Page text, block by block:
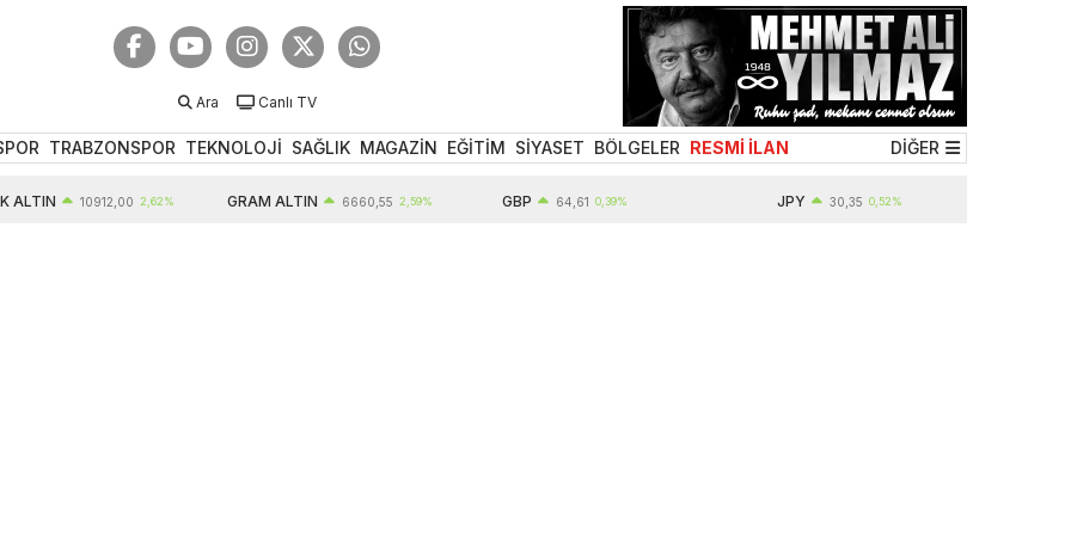
Ara Canlı TV
TRABZONSPOR TEKNOLOJİ SAĞLIK MAGAZİN EĞİTİM SİYASET BÖLGELER RESMİ İLAN DİĞER
10912,00 2,62% GRAM ALTIN 6660,55 2,59% GBP 64,61 0,39% JPY 30,35 0,52%